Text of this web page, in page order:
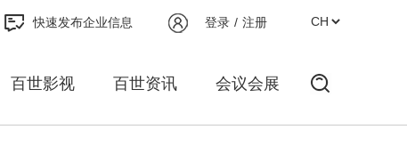
登录 / 注册
快速发布企业信息
百世影视 百世资讯 会议会展